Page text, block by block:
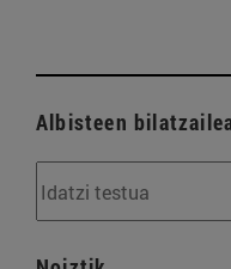
Albisteen